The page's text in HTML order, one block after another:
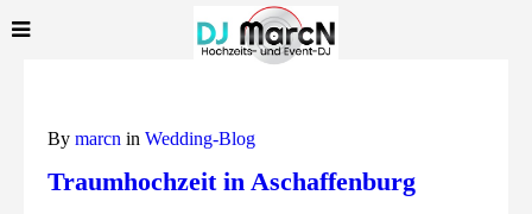
By marcn in Wedding-Blog
Traumhochzeit in Aschaffenburg